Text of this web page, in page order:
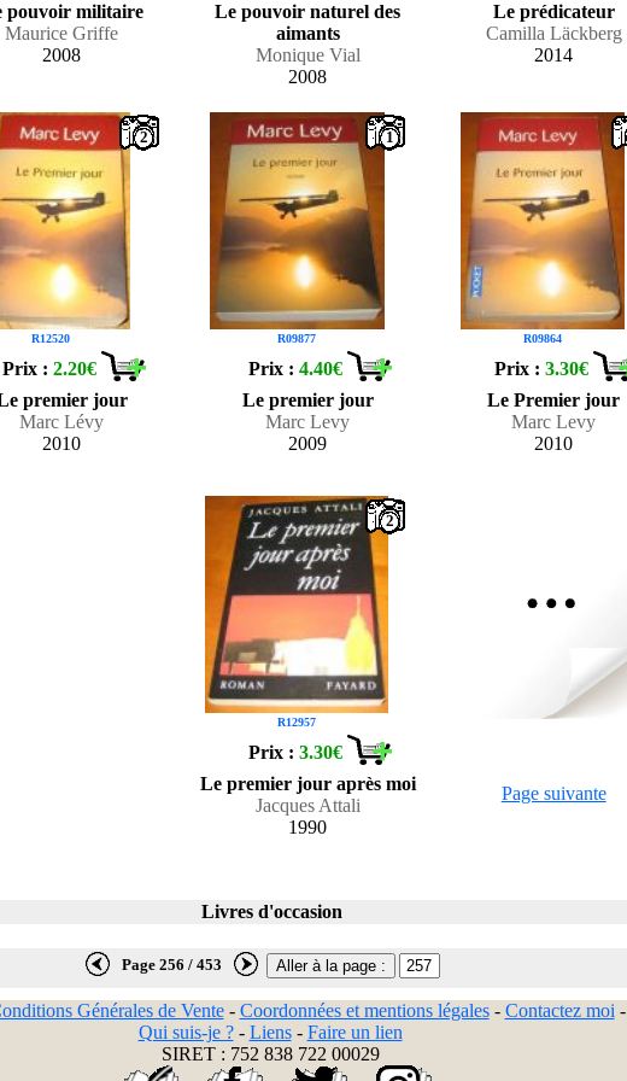
pouvoir militaire
Maurice Griffe
2008
Le pouvoir naturel des
aimants
Monique Vial
2008
Le prédicateur
Camilla Läckberg
2014
R12520
2
Prix :2.20€
premier jour
Marc Lévy
2010
R09877
1
Prix :4.40€
Le premier jour
Marc Levy
2009
R09864
Prix :3.30€
Le Premier jour
Marc Levy
2010
R12957
2
Prix :3.30€
Le premier jour après moi
Jacques Attali
1990
Page suivante
Livres d'occasion
Page 256 / 453
Générales de Vente- Coordonnées et mentions légales- Contactez moi -
Qui suis-je ?- Liens- Faire un lien
SIRET : 752 838 722 00029